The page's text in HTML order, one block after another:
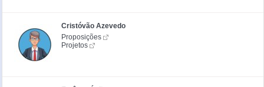
Cristóvão Azevedo
Proposições
Projetos